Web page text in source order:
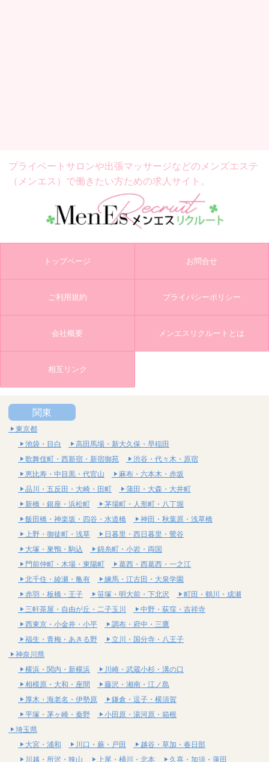
プライベートサロンや出張マッサージなどの メンズエステ
（メンエス）で働きたい方ための求人サイト。
トップページ お問合せ
ご利用規約 プライバシーポリシー
会社概要 メンエスリクルートとは
相互リンク
関東
東京都
池袋・目白
高田馬場・新大久保・早稲田
歌舞伎町・西新宿・新宿御苑
渋谷・代々木・原宿
恵比寿・中目黒・代官山
麻布・六本木・赤坂
品川・五反田・大崎・田町
蒲田・大森・大井町
新橋・銀座・浜松町
茅場町・人形町・八丁堀
飯田橋・神楽坂・四谷・水道橋
神田・秋葉原・浅草橋
上野・御徒町・浅草
日暮里・西日暮里・鶯谷
大塚・巣鴨・駒込
錦糸町・小岩・両国
門前仲町・木場・東陽町
葛西・西葛西・一之江
北千住・綾瀬・亀有
練馬・江古田・大泉学園
赤羽・板橋・王子
笹塚・明大前・下北沢
町田・鶴川・成瀬
三軒茶屋・自由が丘・二子玉川
中野・荻窪・吉祥寺
西東京・小金井・小平
調布・府中・三鷹
福生・青梅・あきる野
立川・国分寺・八王子
神奈川県
横浜・関内・新横浜
川崎・武蔵小杉・溝の口
相模原・大和・座間
藤沢・湘南・江ノ島
厚木・海老名・伊勢原
鎌倉・逗子・横須賀
平塚・茅ヶ崎・秦野
小田原・湯河原・箱根
埼玉県
大宮・浦和
川口・蕨・戸田
越谷・草加・春日部
川越・所沢・狭山
上尾・桶川・北本 久喜・加須・蓮田